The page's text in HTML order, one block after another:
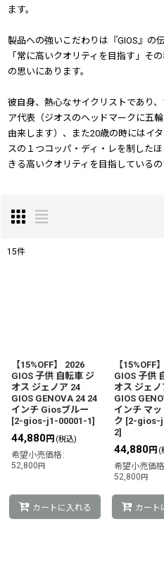
ます。
製品への強いこだわりは『GIOS』の伝
「常に高いクオリティを目指す」そ
の思いにあります。
彼自身、熱心なサイクリストであり
ア代表（ジオスのヘッドマークに五
由来します）、また20歳の時にはイ
スの１つコッパ・ディ・レを制した
きる高いクオリティを目指しているの
絞り
15件
【15%OFF】 2026
GIOS 子供 自転車 ジ
オス ジェノア 24
GIOS GENOVA 24 24
インチ Giosブルー
[2-gios-j1-00001-1]
44,880円 (税込)
希望小売価格 :
52,800円
カートに入れる
【15%OFF
GIOS 子供
オス ジェノ
GIOS
インチ マ
ク [2-gios-
2]
44,880円 (
希望小売価格
52,800円
カート